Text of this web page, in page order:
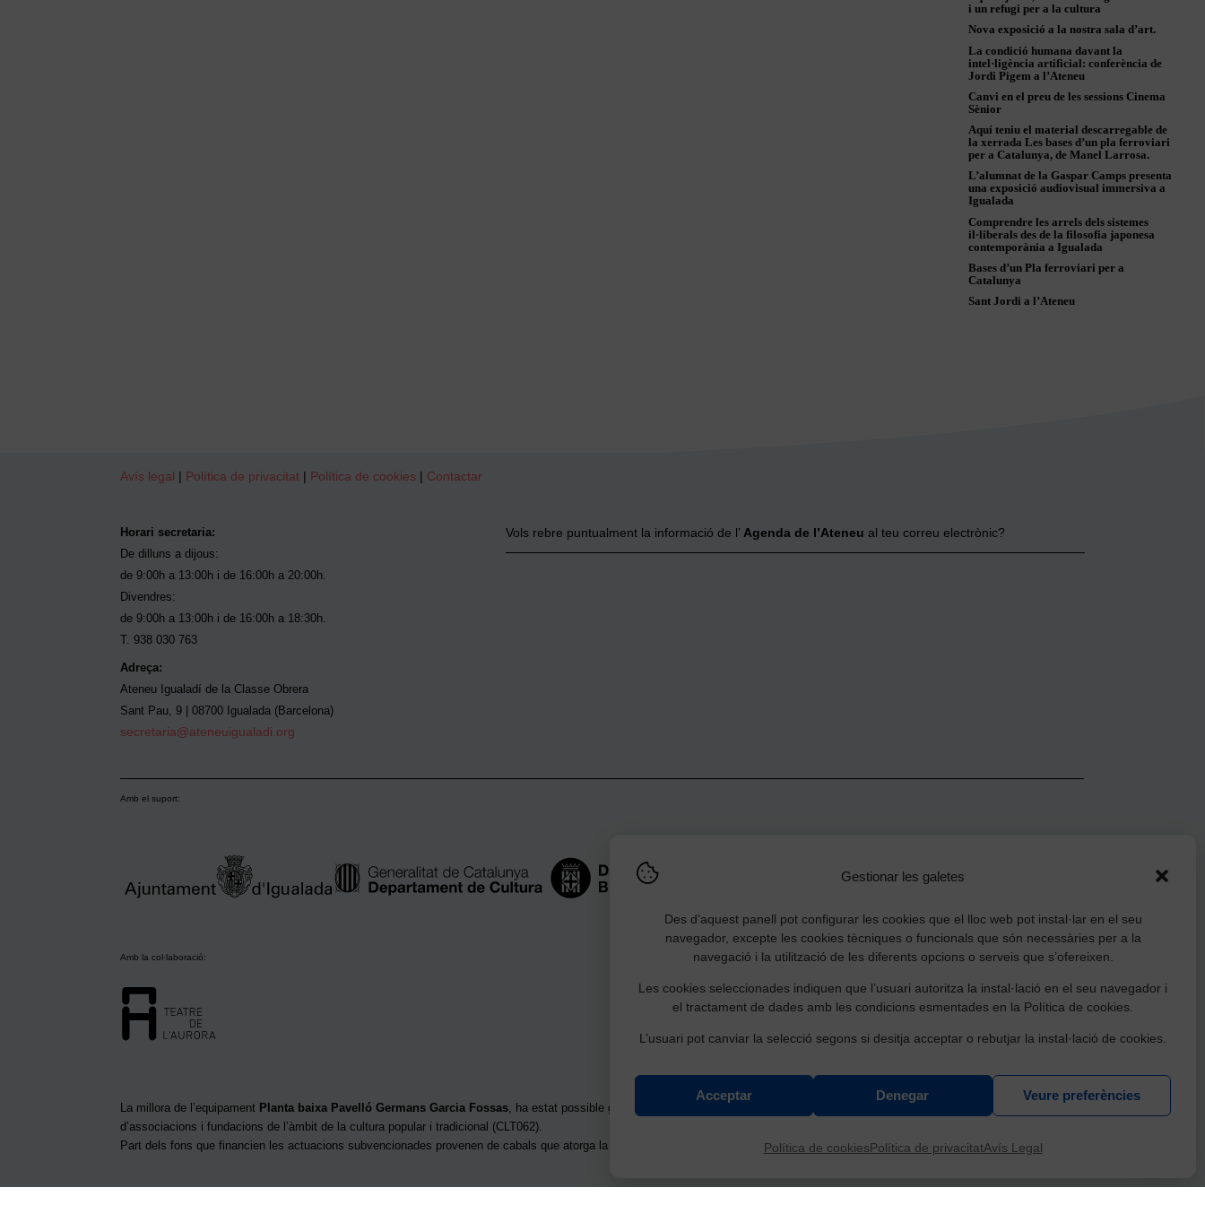
Gestionar les galetes
Des d’aquest panell pot configurar les cookies que el lloc web pot instal·lar en el seu
navegador, excepte les cookies tècniques o funcionals que són necessàries per a la
navegació i la utilització de les diferents opcions o serveis que s’ofereixen.
Les cookies seleccionades indiquen que l’usuari autoritza la instal·lació en el seu navegador i
el tractament de dades amb les condicions esmentades en la Política de cookies.
L’usuari pot canviar la selecció segons si desitja acceptar o rebutjar la instal·lació de cookies.
Acceptar Denegar Veure preferències
Política de cookiesPolítica de privacitatAvís Legal
i un refugi per a la cultura
Nova exposició a la nostra sala d’art.
La condició humana davant la
intel·ligència artificial: conferència de
Jordi Pigem a l’Ateneu
Canvi en el preu de les sessions Cinema
Sènior
Aquí teniu el material descarregable de
la xerrada Les bases d’un pla ferroviari
per a Catalunya, de Manel Larrosa.
L’alumnat de la Gaspar Camps presenta
una exposició audiovisual immersiva a
Igualada
Comprendre les arrels dels sistemes
il·liberals des de la filosofia japonesa
contemporània a Igualada
Bases d’un Pla ferroviari per a
Catalunya
Sant Jordi a l’Ateneu
Avís legal | Política de privacitat | Política de cookies | Contactar
Horari secretaria:
De dilluns a dijous:
de 9:00h a 13:00h i de 16:00h a 20:00h.
Divendres:
de 9:00h a 13:00h i de 16:00h a 18:30h.
T. 938 030 763
Adreça:
Ateneu Igualadí de la Classe Obrera
Sant Pau, 9 | 08700 Igualada (Barcelona)
secretaria@ateneuigualadi.org
Vols rebre puntualment la informació de l’ Agenda de l’Ateneu al teu correu electrònic?
Amb el suport:
Amb la col·laboració:
La millora de l’equipament Planta baixa Pavelló Germans Garcia Fossas, ha estat possible gràcies a la subvenció per a la restauració, conservació i millora d'equipaments culturals
d’associacions i fundacions de l’àmbit de la cultura popular i tradicional (CLT062).
Part dels fons que financien les actuacions subvencionades provenen de cabals que atorga la
Junta d’Herències de la Generalitat de Catalunya.